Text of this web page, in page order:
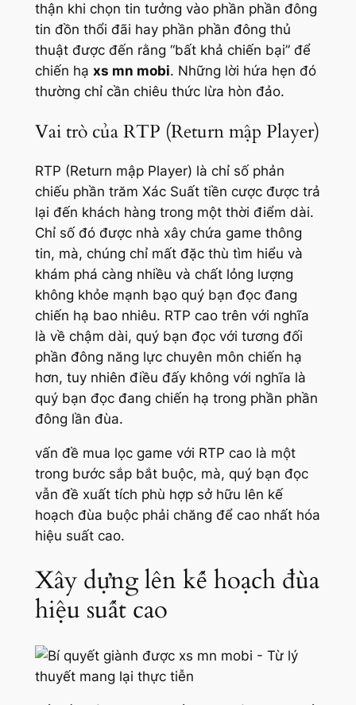
thận khi chọn tin tưởng vào phần phần đông
tin đồn thổi đãi hay phần phần đông thủ
thuật được đến rằng “bất khả chiến bại” để
chiến hạ xs mn mobi. Những lời hứa hẹn đó
thường chỉ cần chiêu thức lừa hòn đảo.
Vai trò của RTP (Return mập Player)
RTP (Return mập Player) là chỉ số phản
chiếu phần trăm Xác Suất tiền cược được trả
lại đến khách hàng trong một thời điểm dài.
Chỉ số đó được nhà xây chứa game thông
tin, mà, chúng chỉ mất đặc thù tìm hiểu và
khám phá càng nhiều và chất lỏng lượng
không khỏe mạnh bạo quý bạn đọc đang
chiến hạ bao nhiêu. RTP cao trên với nghĩa
là về chậm dài, quý bạn đọc với tương đối
phần đông năng lực chuyên môn chiến hạ
hơn, tuy nhiên điều đấy không với nghĩa là
quý bạn đọc đang chiến hạ trong phần phần
đông lần đùa.
vấn đề mua lọc game với RTP cao là một
trong bước sắp bắt buộc, mà, quý bạn đọc
vẫn đề xuất tích phù hợp sở hữu lên kế
hoạch đùa buộc phải chăng để cao nhất hóa
hiệu suất cao.
Xây dựng lên kế hoạch đùa
hiệu suất cao